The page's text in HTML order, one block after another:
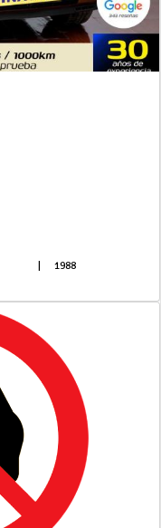
1988